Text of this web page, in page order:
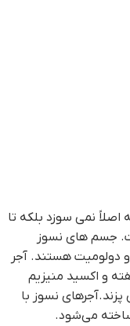
نمی سوزد بلکه تا
جسم های نسوز
دولومیت هستند. آجر
و اکسید منیزیم
نسوز با
می‌شود.